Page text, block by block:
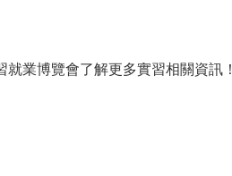
業博覽會了解更多實習相關資訊！